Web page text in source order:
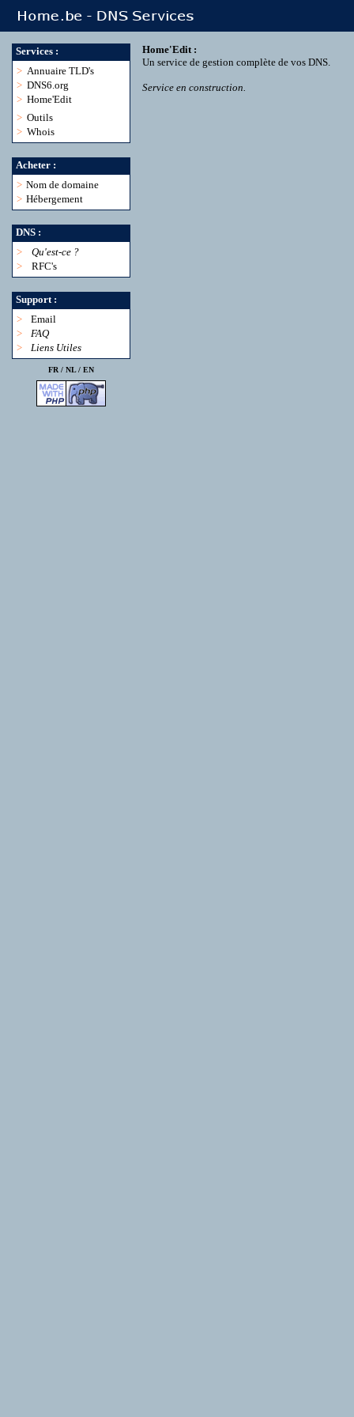
Services :
> Annuaire TLD's
> DNS6.org
> Home'Edit
> Outils
> Whois
Acheter :
> Nom de domaine
> Hébergement
DNS :
>
Qu'est-ce ?
>
RFC's
Support :
>
Email
>
FAQ
>
Liens Utiles
FR / NL/ EN
Home'Edit :
Un service de gestion complète de vos DNS.
Service en construction.